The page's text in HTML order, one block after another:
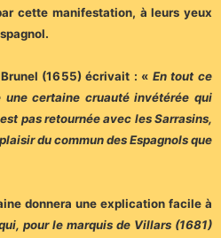
cette manifestation, à leurs yeux
(1655) écrivait : « En tout ce
une certaine cruauté invétérée qui
pas retournée avec les Sarrasins,
du commun des Espagnols que
donnera une explication facile à
pour le marquis de Villars (1681)